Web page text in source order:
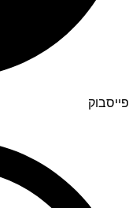
פייסבוק